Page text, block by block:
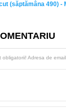
(săptămâna 490) -
obligatorii! Adresa de